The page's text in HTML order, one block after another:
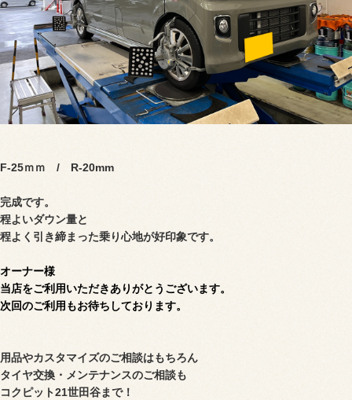
F-25ｍｍ / R-20mm
完成です。
程よいダウン量と
程よく引き締まった乗り心地が好印象です。
オーナー様
当店をご利用いただきありがとうございます。
次回のご利用もお待ちしております。
用品やカスタマイズのご相談はもちろん
タイヤ交換・メンテナンスのご相談も
コクピット21世田谷まで！